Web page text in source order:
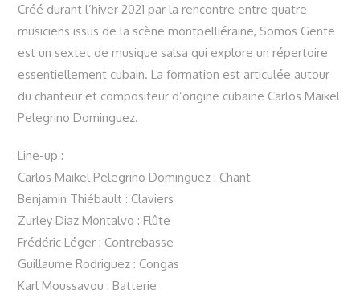
Créé durant l’hiver 2021 par la rencontre entre quatre
musiciens issus de la scène montpelliéraine, Somos Gente
est un sextet de musique salsa qui explore un répertoire
essentiellement cubain. La formation est articulée autour
du chanteur et compositeur d’origine cubaine Carlos Maikel
Pelegrino Dominguez.
Line-up :
Carlos Maikel Pelegrino Dominguez : Chant
Benjamin Thiébault : Claviers
Zurley Diaz Montalvo : Flûte
Frédéric Léger : Contrebasse
Guillaume Rodriguez : Congas
Karl Moussavou : Batterie